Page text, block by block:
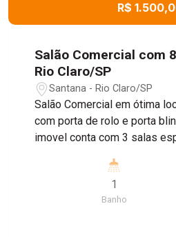
R$
Salão Comercial com
Rio Claro/SP
Santana - Rio Claro/SP
Salão Comercial em ótima
com porta de rolo e porta
imovel conta com 3 salas
1
Banho